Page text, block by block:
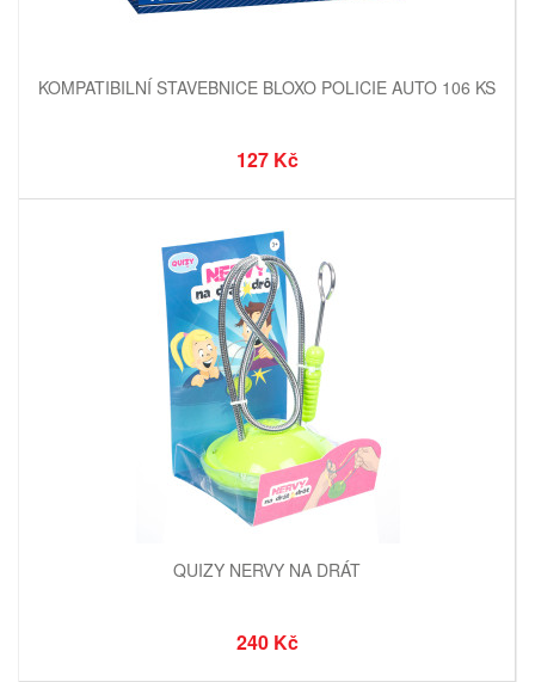
KOMPATIBILNÍ STAVEBNICE BLOXO POLICIE AUTO 106 KS
127 Kč
QUIZY NERVY NA DRÁT
240 Kč